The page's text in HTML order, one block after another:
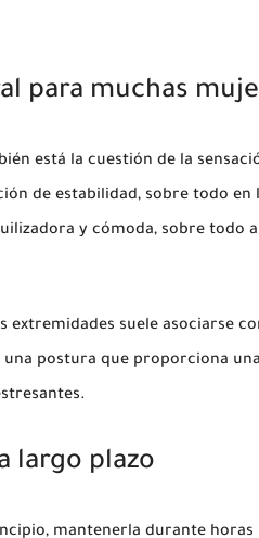
para muchas
está la cuestión de la
de estabilidad, sobre todo en
y cómoda, sobre todo
extremidades suele asociarse
postura que proporciona
largo plazo
mantenerla durante horas